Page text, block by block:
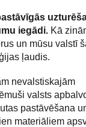
iegādi. Kā
un mūsu valstī
ļaudis.
nevalstiskajām
valsts
pastāvēšana
materiāliem